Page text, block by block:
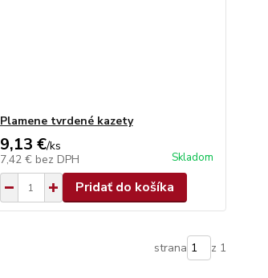
Plamene tvrdené kazety
9,13 €/ks
7,42 € bez DPH Skladom
Pridať do košíka
strana z 1